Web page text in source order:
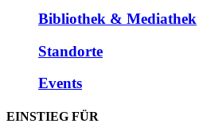
Bibliothek & Mediathek
Standorte
Events
EINSTIEG FÜR